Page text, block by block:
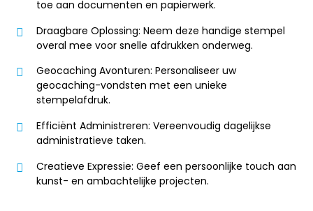
toe aan documenten en papierwerk.
Draagbare Oplossing: Neem deze handige stempel
overal mee voor snelle afdrukken onderweg.
Geocaching Avonturen: Personaliseer uw
geocaching-vondsten met een unieke
stempelafdruk.
Efficiënt Administreren: Vereenvoudig dagelijkse
administratieve taken.
Creatieve Expressie: Geef een persoonlijke touch aan
kunst- en ambachtelijke projecten.